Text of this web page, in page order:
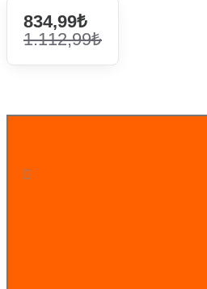
834,99₺
1.112,99₺